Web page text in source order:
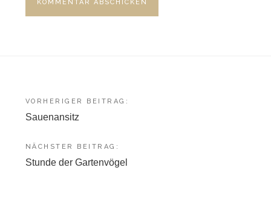
Beitragsnavigation
VORHERIGER BEITRAG:
Sauenansitz
NÄCHSTER BEITRAG:
Stunde der Gartenvögel